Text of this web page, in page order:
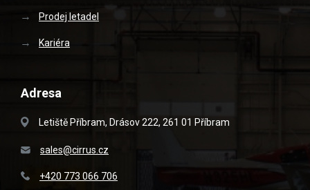
Prodej letadel
Kariéra
Adresa
Letiště Příbram, Drásov 222, 261 01 Příbram
sales@cirrus.cz
+420 773 066 706